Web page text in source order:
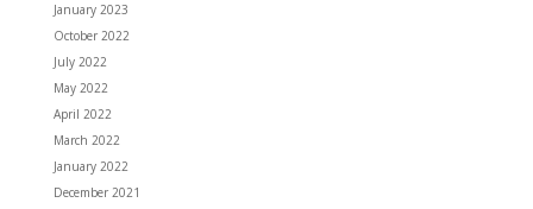
January 2023
October 2022
July 2022
May 2022
April 2022
March 2022
January 2022
December 2021